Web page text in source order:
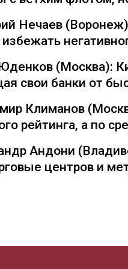
Нечаев
(Москва):
свои банки от
Климанов
рейтинга, а по
Андони
центров и